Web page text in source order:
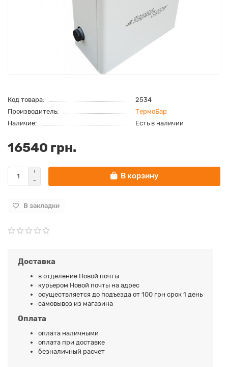
Код товара:
2534
Производитель:
ТермоБар
Наличие:
Есть в наличии
16540 грн.
В корзину
В закладки
Доставка
в отделение Новой почты
курьером Новой почты на адрес
осуществляется до подъезда от 100 грн срок 1 день
самовывоз из магазина
Оплата
оплата наличными
оплата при доставке
безналичный расчет